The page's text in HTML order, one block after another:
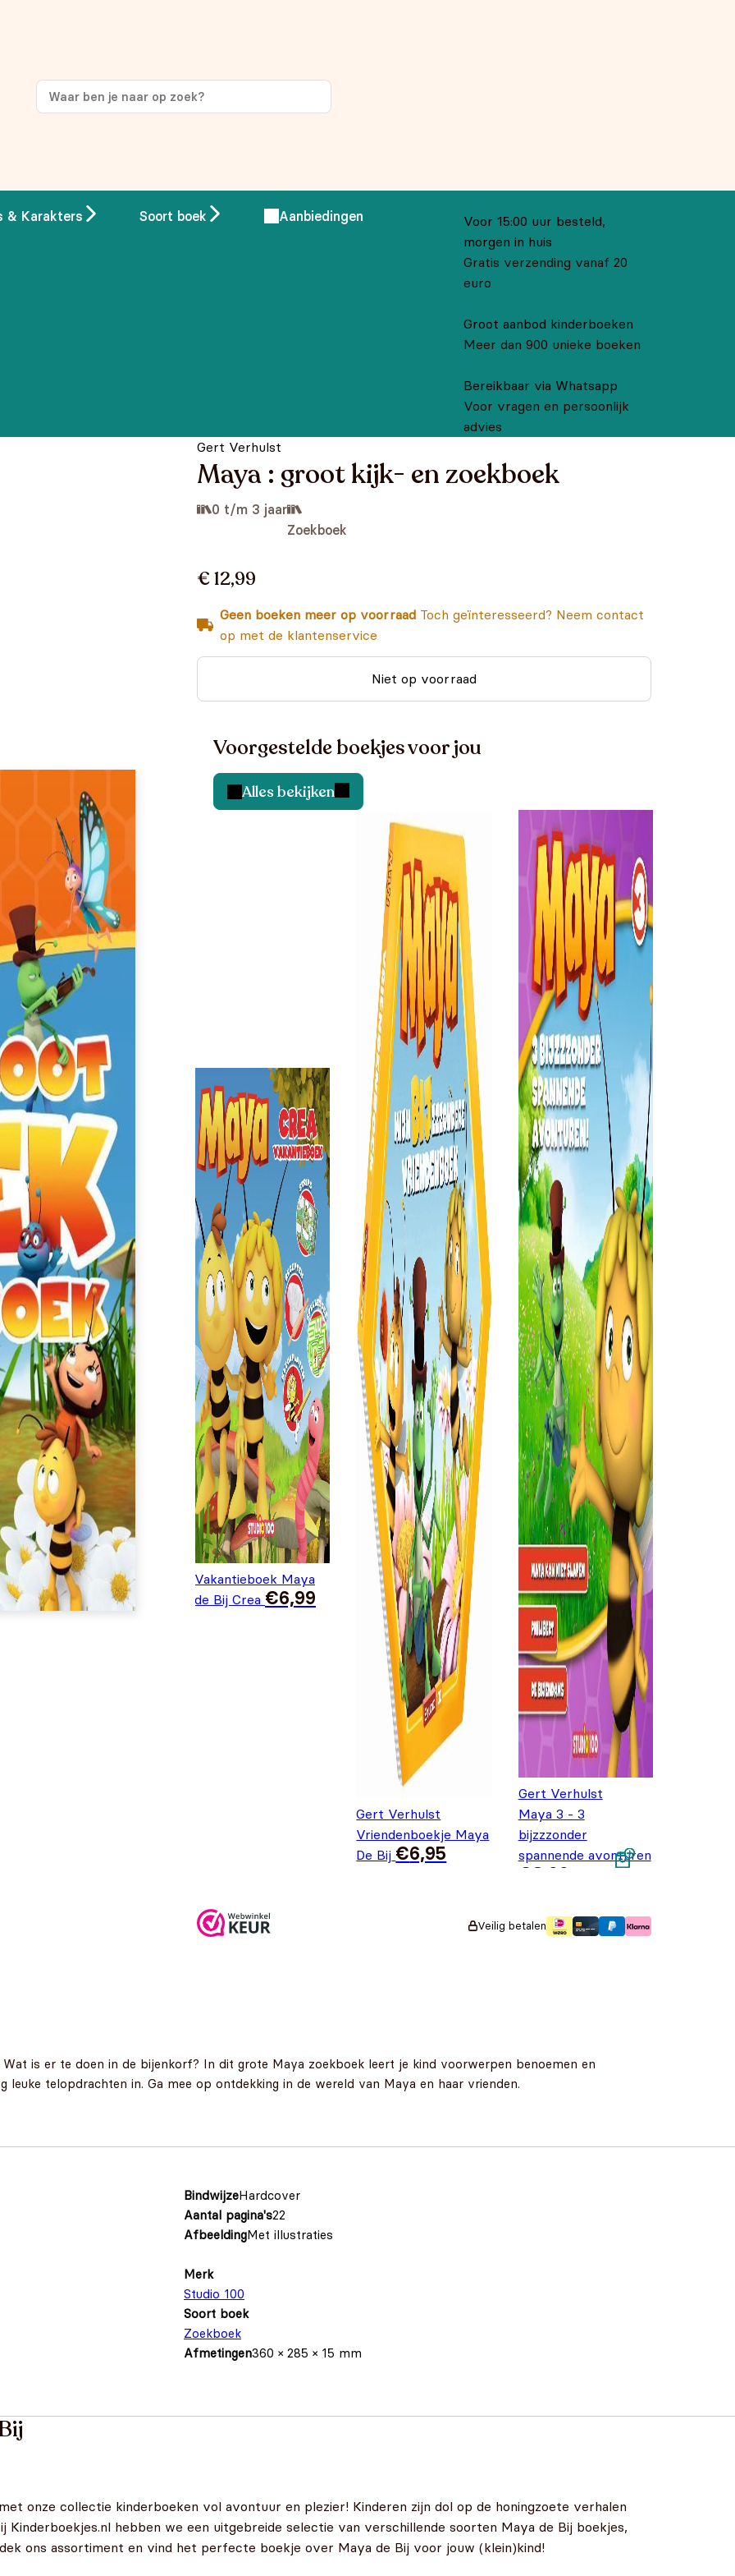
& Karakters Soort boek Aanbiedingen
Voor 15:00 uur besteld,
morgen in huis
Gratis verzending vanaf 20
euro
Groot aanbod kinderboeken
Meer dan 900 unieke boeken
Bereikbaar via Whatsapp
Voor vragen en persoonlijk
advies
Gert Verhulst
Maya : groot kijk- en zoekboek
0 t/m 3 jaar
Zoekboek
€ 12,99
Geen boeken meer op voorraad Toch geïnteresseerd? Neem contact
op met de klantenservice
Niet op voorraad
Voorgestelde boekjes voor jou
Alles bekijken
Vakantieboek Maya
de Bij Crea €6,99
Gert Verhulst
Vriendenboekje Maya
De Bij €6,95
Gert Verhulst
Maya 3 - 3
bijzzzonder
spannende avonturen
€ 8,99
Veilig betalen
is er te doen in de bijenkorf? In dit grote Maya zoekboek leert je kind voorwerpen benoemen en
leuke telopdrachten in. Ga mee op ontdekking in de wereld van Maya en haar vrienden.
BindwijzeHardcover
Aantal pagina's22
AfbeeldingMet illustraties
Merk
Studio 100
Soort boek
Zoekboek
Afmetingen360 × 285 × 15 mm
onze collectie kinderboeken vol avontuur en plezier! Kinderen zijn dol op de honingzoete verhalen
Kinderboekjes.nl hebben we een uitgebreide selectie van verschillende soorten Maya de Bij boekjes,
ons assortiment en vind het perfecte boekje over Maya de Bij voor jouw (klein)kind!
op je eerste aankoop!